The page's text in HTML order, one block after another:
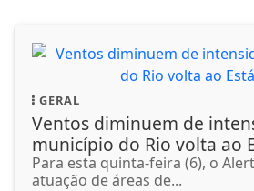
GERAL
Ventos diminuem de
município do Rio volta ao
Para esta quinta-feira (6), o
atuação de áreas de...